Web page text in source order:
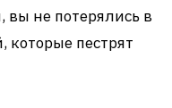
не потерялись в
которые пестрят